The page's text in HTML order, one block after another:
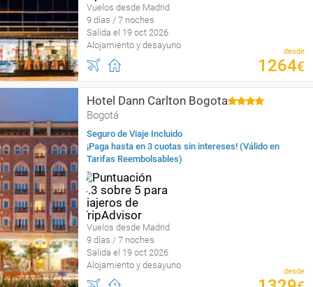
Vuelos desde Madrid
9 días / 7 noches
Salida el 19 oct 2026
Alojamiento y desayuno
desde
1264€
Hotel Dann Carlton Bogota
Bogotá
Seguro de Viaje Incluido
¡Paga hasta en 3 cuotas sin intereses! (Válido en
Tarifas Reembolsables)
Vuelos desde Madrid
9 días / 7 noches
Salida el 19 oct 2026
Alojamiento y desayuno
desde